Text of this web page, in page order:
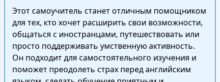
Этот самоучитель станет отличным помощником
для тех, кто хочет расширить свои возможности,
общаться с иностранцами, путешествовать или
просто поддерживать умственную активность.
Он подходит для самостоятельного изучения и
поможет преодолеть страх перед английским